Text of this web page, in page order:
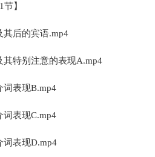
】
其后的宾语.mp4
其特别注意的表现A.mp4
词表现B.mp4
词表现C.mp4
词表现D.mp4